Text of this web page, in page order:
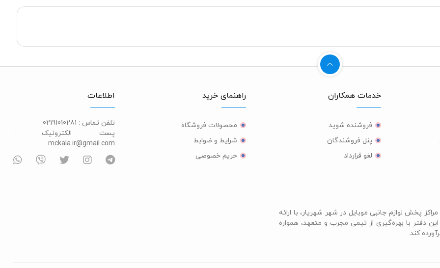
خدمات همکاران
فروشنده شوید
پنل فروشندگان
لغو قرارداد
راهنمای خرید
محصولات فروشگاه
شرایط و ضوابط
حریم خصوصی
اطلاعات
تلفن تماس : 02191010281
پست الکترونیک :
mckala.ir@gmail.com
پخش لوازم جانبی موبایل در شهر شهریار، با ارائه
دفتر با بهره‌گیری از تیمی مجرب و متعهد، همواره
کند.